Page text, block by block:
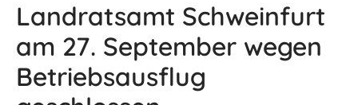
Landratsamt Schweinfurt
am 27. September wegen
Betriebsausflug